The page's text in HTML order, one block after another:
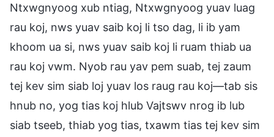
Ntxwgnyoog xub ntiag, Ntxwgnyoog yuav luag
rau koj, nws yuav saib koj li tso dag, li ib yam
khoom ua si, nws yuav saib koj li ruam thiab ua
rau koj vwm. Nyob rau yav pem suab, tej zaum
tej kev sim siab loj yuav los raug rau koj—tab sis
hnub no, yog tias koj hlub Vajtswv nrog ib lub
siab tseeb, thiab yog tias, txawm tias tej kev sim